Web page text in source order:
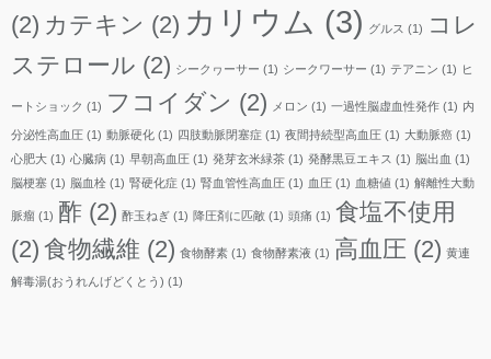
(2) カテキン (2) カリウム (3) グルス (1)
コレ
ステロール (2) シークヮーサー (1) シークワーサー (1) テアニン (1) ヒ
ートショック (1) フコイダン (2) メロン (1) 一過性脳虚血性発作 (1) 内
分泌性高血圧 (1) 動脈硬化 (1) 四肢動脈閉塞症 (1) 夜間持続型高血圧 (1) 大動脈癌 (1)
心肥大 (1) 心臓病 (1) 早朝高血圧 (1) 発芽玄米緑茶 (1) 発酵黒豆エキス (1) 脳出血 (1)
脳梗塞 (1) 脳血栓 (1) 腎硬化症 (1) 腎血管性高血圧 (1) 血圧 (1) 血糖値 (1) 解離性大動
脈瘤 (1) 酢 (2) 酢玉ねぎ (1) 降圧剤に匹敵 (1) 頭痛 (1) 食塩不使用
(2) 食物繊維 (2) 食物酵素 (1) 食物酵素液 (1) 高血圧 (2) 黄連
解毒湯(おうれんげどくとう) (1)